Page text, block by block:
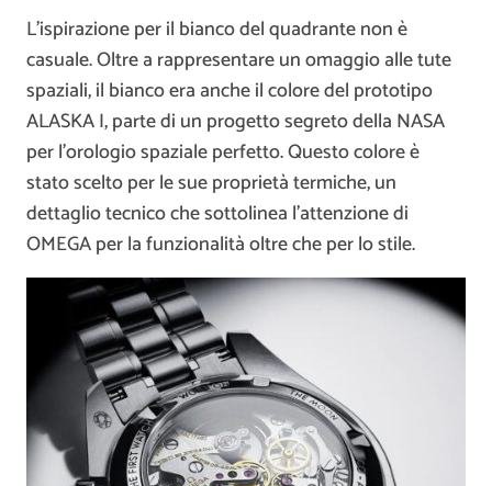
L’ispirazione per il bianco del quadrante non è
casuale. Oltre a rappresentare un omaggio alle tute
spaziali, il bianco era anche il colore del prototipo
ALASKA I, parte di un progetto segreto della NASA
per l’orologio spaziale perfetto. Questo colore è
stato scelto per le sue proprietà termiche, un
dettaglio tecnico che sottolinea l’attenzione di
OMEGA per la funzionalità oltre che per lo stile.